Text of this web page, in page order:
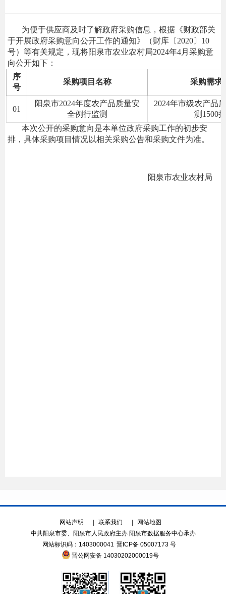
为便于供应商及时了解政府采购信息，根据《财政部关
于开展政府采购意向公开工作的通知》（财库〔 2020〕10
号）等有关规定，现将阳泉市农业农村局2024年4月采购意
向公开如下：
序
号
采购项目名称 采购需求
01
阳泉市2024年度农产品质量安
全例行监测
2024年市级农产品
测1500
本次公开的采购意向是本单位政府采购工作的初步安
排，具体采购项目情况以相关采购公告和采购文件为准。
阳泉市农业农村局